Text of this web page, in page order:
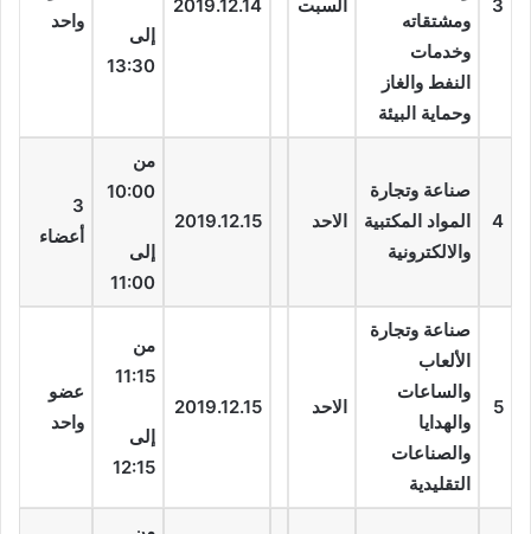
3
ومشتقاته
وخدمات
النفط والغاز
وحماية البيئة
السبت 2019.12.14
إلى
13:30
واحد
4
صناعة وتجارة
المواد المكتبية
والالكترونية
الاحد 2019.12.15
من
10:00
إلى
11:00
3
أعضاء
5
صناعة وتجارة
الألعاب
والساعات
والهدايا
والصناعات
التقليدية
الاحد 2019.12.15
من
11:15
إلى
12:15
عضو
واحد